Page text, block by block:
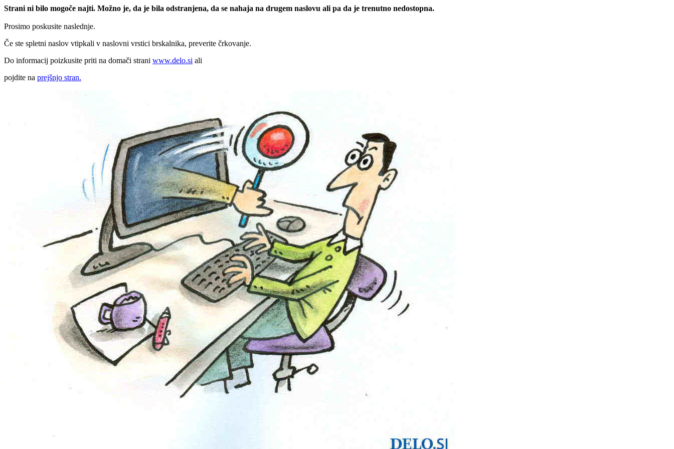
Strani ni bilo mogoče najti. Možno je, da je bila odstranjena, da se nahaja na drugem naslovu ali pa da je trenutno nedostopna.
Prosimo poskusite naslednje.
Če ste spletni naslov vtipkali v naslovni vrstici brskalnika, preverite črkovanje.
Do informacij poizkusite priti na domači strani www.delo.si ali
pojdite na prejšnjo stran.